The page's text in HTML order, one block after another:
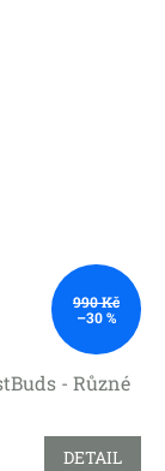
990 Kč
–30 %
- Různé
DETAIL